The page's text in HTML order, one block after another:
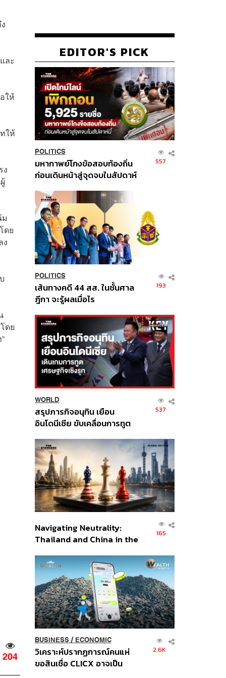
ละ
ให้
ให้
ง
ดย
ง
ดย
204
EDITOR'S PICK
POLITICS
มหากาพย์โกงข้อสอบท้องถิ่น
ก่อนเดินหน้าสู่จุดจบในสัปดาห์
557
POLITICS
เส้นทางคดี 44 สส. ในชั้นศาล
ฎีกา จะรู้ผลเมื่อไร
193
WORLD
สรุปภารกิจอนุทิน เยือน
อินโดนีเซีย ขับเคลื่อนการทูต
ส่วนยุทธศาสตร์ไทย –
อินโดนีเซีย
537
Navigating Neutrality:
Thailand and China in the
Order
165
BUSINESS/ ECONOMIC
วิเคราะห์ปรากฏการณ์คนแห่
ขอสินเชื่อ CLICX อาจเป็น
2.6K